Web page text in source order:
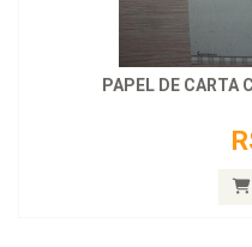
PAPEL DE CARTA